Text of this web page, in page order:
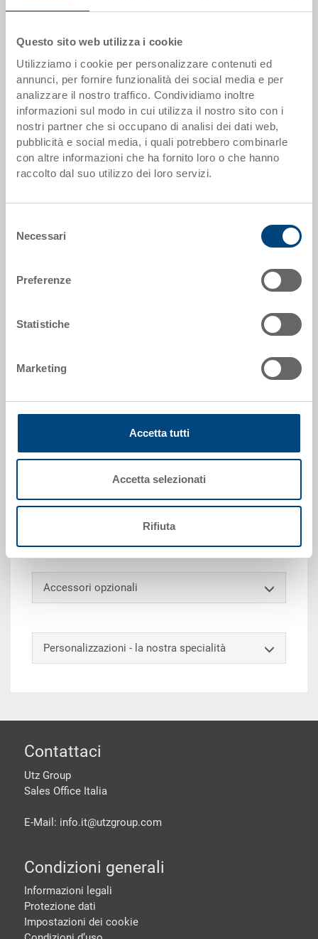
Questo sito web utilizza i cookie
Utilizziamo i cookie per personalizzare contenuti ed
annunci, per fornire funzionalità dei social media e per
analizzare il nostro traffico. Condividiamo inoltre
informazioni sul modo in cui utilizza il nostro sito con i
nostri partner che si occupano di analisi dei dati web,
pubblicità e social media, i quali potrebbero combinarle
con altre informazioni che ha fornito loro o che hanno
raccolto dal suo utilizzo dei loro servizi.
delNecessari
Preferenze
Statistiche
Marketing
Accetta tutti
Accetta selezionati
Rifiuta
da 500 pezzi
Scaglionamento per quantità secondo le unità di imballo.
Dati articolo
Codice
5-6422N-576.5070.0101
Colore:
Dati tecnici
Contenitore EUROTEC, PP, blu luce RAL 5012, esterno
600x400x220 mm, interno 565x365x202 mm, 41.7 l,
trasversali, fondo a nervature concentriche 16 mm, 4
fori di drenaggio sui lati lunghi, 3 impugnature a
presa orizzontale chiusi, porta etichette integrato su
3 lati, angoli di presa 50 mm, apertura 150x153 mm
Accessori opzionali
Personalizzazioni - la nostra specialità
piè di pagine
Contattaci
Utz Group
Sales Office Italia
E-Mail: info.it@utzgroup.com
Condizioni generali
Informazioni legali
Protezione dati
Impostazioni dei cookie